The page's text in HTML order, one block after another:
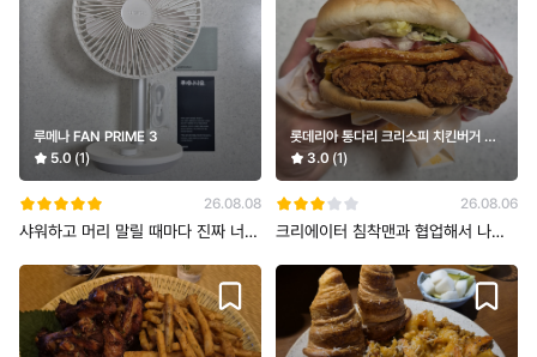
루메나 FAN PRIME 3
5.0 (1)
26.08.08
샤워하고 머리 말릴 때마다 진짜 너무
롯데리아 통다리 크리스피 치킨버거 세
트(그릭랜치)
3.0 (1)
26.08.06
크리에이터 침착맨과 협업해서 나온
스피